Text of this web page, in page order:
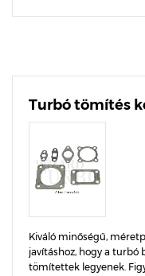
Turbó tömítés
Kiváló minőségű,
javításhoz, hogy a turbó
tömítettek legyenek.